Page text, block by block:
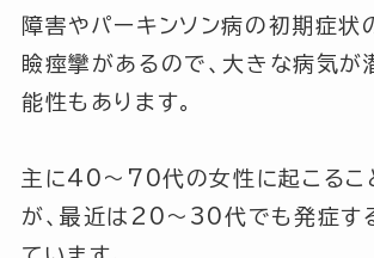
障害やパーキンソン病の初期症状
瞼痙攣があるので、大きな病気が
能性もあります。
主に40～70代の女性に起こる
が、最近は 20～30代でも発症す